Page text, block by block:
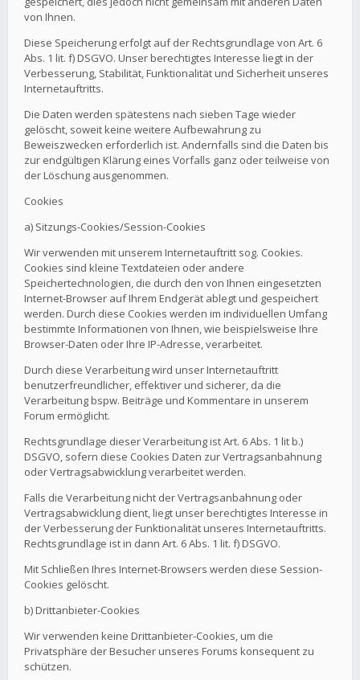
von Ihnen.
Diese Speicherung erfolgt auf der Rechtsgrundlage von Art. 6
Abs. 1 lit. f) DSGVO. Unser berechtigtes Interesse liegt in der
Verbesserung, Stabilität, Funktionalität und Sicherheit unseres
Internetauftritts.
Die Daten werden spätestens nach sieben Tage wieder
gelöscht, soweit keine weitere Aufbewahrung zu
Beweiszwecken erforderlich ist. Andernfalls sind die Daten bis
zur endgültigen Klärung eines Vorfalls ganz oder teilweise von
der Löschung ausgenommen.
Cookies
a) Sitzungs-Cookies/Session-Cookies
Wir verwenden mit unserem Internetauftritt sog. Cookies.
Cookies sind kleine Textdateien oder andere
Speichertechnologien, die durch den von Ihnen eingesetzten
Internet-Browser auf Ihrem Endgerät ablegt und gespeichert
werden. Durch diese Cookies werden im individuellen Umfang
bestimmte Informationen von Ihnen, wie beispielsweise Ihre
Browser-Daten oder Ihre IP-Adresse, verarbeitet.
Durch diese Verarbeitung wird unser Internetauftritt
benutzerfreundlicher, effektiver und sicherer, da die
Verarbeitung bspw. Beiträge und Kommentare in unserem
Forum ermöglicht.
Rechtsgrundlage dieser Verarbeitung ist Art. 6 Abs. 1 lit b.)
DSGVO, sofern diese Cookies Daten zur Vertragsanbahnung
oder Vertragsabwicklung verarbeitet werden.
Falls die Verarbeitung nicht der Vertragsanbahnung oder
Vertragsabwicklung dient, liegt unser berechtigtes Interesse in
der Verbesserung der Funktionalität unseres Internetauftritts.
Rechtsgrundlage ist in dann Art. 6 Abs. 1 lit. f) DSGVO.
Mit Schließen Ihres Internet-Browsers werden diese Session-
Cookies gelöscht.
b) Drittanbieter-Cookies
Wir verwenden keine Drittanbieter-Cookies, um die
Privatsphäre der Besucher unseres Forums konsequent zu
schützen.